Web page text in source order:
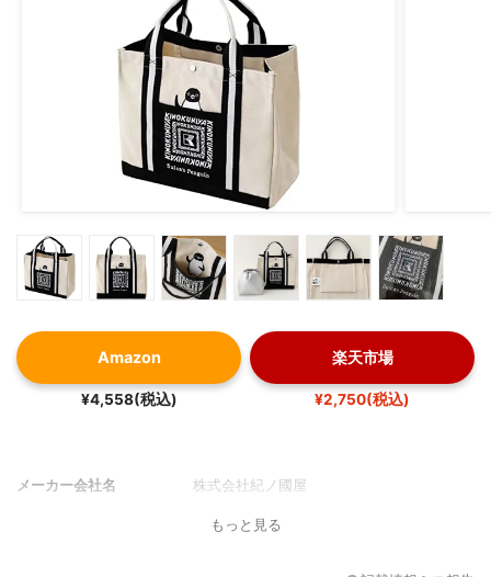
Amazon
¥4,558(税込)
楽天市場
¥2,750(税込)
メーカー会社名 株式会社紀ノ國屋
もっと見る